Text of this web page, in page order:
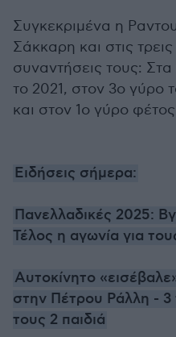
Συγκεκριμένα η
Σάκκαρη και στις
συναντήσεις τους: Στα
το 2021, στον 3ο γύρο
και στον 1ο γύρο
Ειδήσεις σήμερα:
Πανελλαδικές 2025:
Τέλος η αγωνία για
Αυτοκίνητο
στην Πέτρου Ράλλη - 3
τους 2 παιδιά